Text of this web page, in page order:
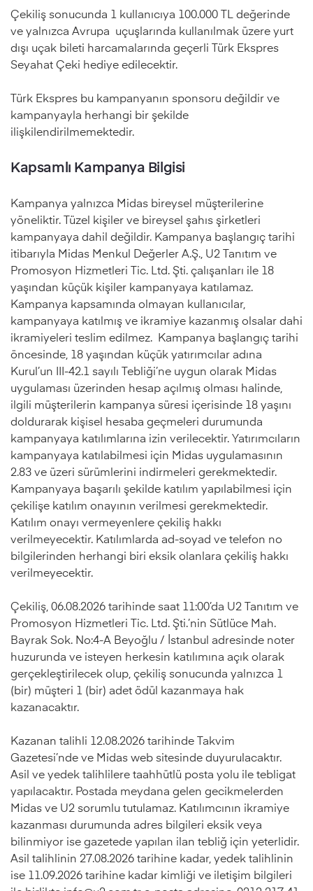
Çekiliş sonucunda 1 kullanıcıya 100.000 TL değerinde
ve yalnızca Avrupa uçuşlarında kullanılmak üzere yurt
dışı uçak bileti harcamalarında geçerli Türk Ekspres
Seyahat Çeki hediye edilecektir.
Türk Ekspres bu kampanyanın sponsoru değildir ve
kampanyayla herhangi bir şekilde
ilişkilendirilmemektedir.
Kapsamlı Kampanya Bilgisi
Kampanya yalnızca Midas bireysel müşterilerine
yöneliktir. Tüzel kişiler ve bireysel şahıs şirketleri
kampanyaya dahil değildir. Kampanya başlangıç tarihi
itibarıyla Midas Menkul Değerler A.Ş., U2 Tanıtım ve
Promosyon Hizmetleri Tic. Ltd. Şti. çalışanları ile 18
yaşından küçük kişiler kampanyaya katılamaz.
Kampanya kapsamında olmayan kullanıcılar,
kampanyaya katılmış ve ikramiye kazanmış olsalar dahi
ikramiyeleri teslim edilmez. Kampanya başlangıç tarihi
öncesinde, 18 yaşından küçük yatırımcılar adına
Kurul’un III-42.1 sayılı Tebliği’ne uygun olarak Midas
uygulaması üzerinden hesap açılmış olması halinde,
ilgili müşterilerin kampanya süresi içerisinde 18 yaşını
doldurarak kişisel hesaba geçmeleri durumunda
kampanyaya katılımlarına izin verilecektir. Yatırımcıların
kampanyaya katılabilmesi için Midas uygulamasının
2.83 ve üzeri sürümlerini indirmeleri gerekmektedir.
Kampanyaya başarılı şekilde katılım yapılabilmesi için
çekilişe katılım onayının verilmesi gerekmektedir.
Katılım onayı vermeyenlere çekiliş hakkı
verilmeyecektir. Katılımlarda ad-soyad ve telefon no
bilgilerinden herhangi biri eksik olanlara çekiliş hakkı
verilmeyecektir.
Çekiliş, 06.08.2026 tarihinde saat 11:00’da U2 Tanıtım ve
Promosyon Hizmetleri Tic. Ltd. Şti.’nin Sütlüce Mah.
Bayrak Sok. No:4-A Beyoğlu / İstanbul adresinde noter
huzurunda ve isteyen herkesin katılımına açık olarak
gerçekleştirilecek olup, çekiliş sonucunda yalnızca 1
(bir) müşteri 1 (bir) adet ödül kazanmaya hak
kazanacaktır.
Kazanan talihli 12.08.2026 tarihinde Takvim
Gazetesi’nde ve Midas web sitesinde duyurulacaktır.
Asil ve yedek talihlilere taahhütlü posta yolu ile tebligat
yapılacaktır. Postada meydana gelen gecikmelerden
Midas ve U2 sorumlu tutulamaz. Katılımcının ikramiye
kazanması durumunda adres bilgileri eksik veya
bilinmiyor ise gazetede yapılan ilan tebliğ için yeterlidir.
Asil talihlinin 27.08.2026 tarihine kadar, yedek talihlinin
ise 11.09.2026 tarihine kadar kimliği ve iletişim bilgileri